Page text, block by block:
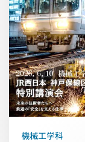
機械工学科